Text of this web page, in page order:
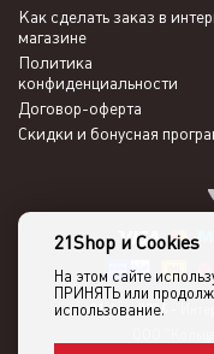
Как сделать заказ в
магазине
Политика
конфиденциальности
Договор-оферта
Скидки и бонусная
21shop 2026 -
21Shop и Cookies
На этом сайте
ПРИНЯТЬ или
использование.